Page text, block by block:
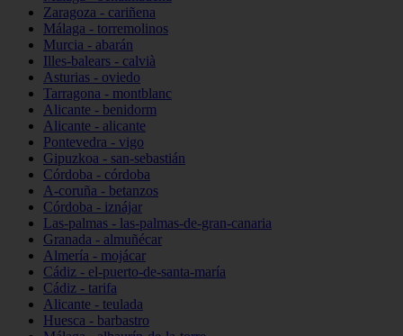
Zaragoza - cariñena
Málaga - torremolinos
Murcia - abarán
Illes-balears - calvià
Asturias - oviedo
Tarragona - montblanc
Alicante - benidorm
Alicante - alicante
Pontevedra - vigo
Gipuzkoa - san-sebastián
Córdoba - córdoba
A-coruña - betanzos
Córdoba - iznájar
Las-palmas - las-palmas-de-gran-canaria
Granada - almuñécar
Almería - mojácar
Cádiz - el-puerto-de-santa-maría
Cádiz - tarifa
Alicante - teulada
Huesca - barbastro